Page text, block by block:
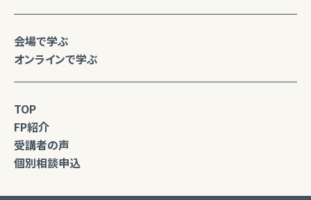
会場で学ぶ
オンラインで学ぶ
TOP
FP紹介
受講者の声
個別相談申込